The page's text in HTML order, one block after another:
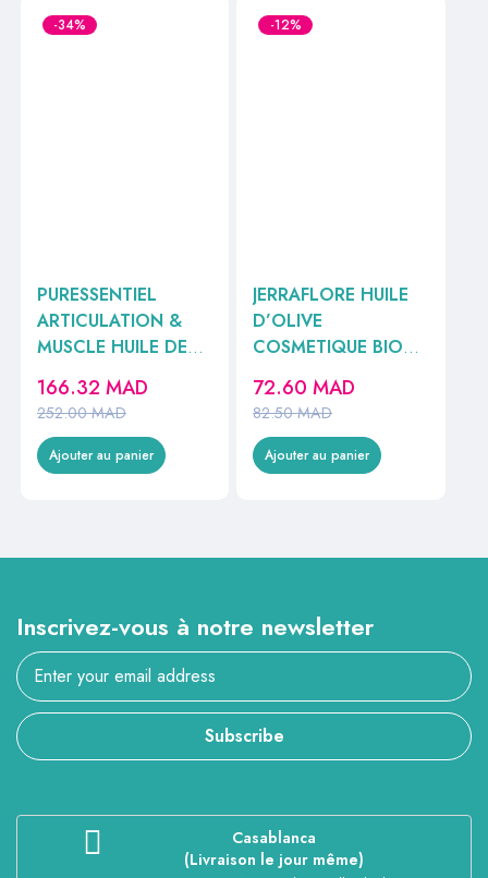
-34%
PURESSENTIEL
ARTICULATION &
MUSCLE HUILE DE
MASSAGE ARNICA
100ml
252.00MAD
166.32 MAD
Ajouter au panier
-12%
JERRAFLORE HUILE
D’OLIVE
COSMETIQUE BIO
82.50MAD
72.60MAD
Ajouter au panier
Inscrivez-vous à notre newsletter
Subscribe
Casablanca
(Livraison le jour même)